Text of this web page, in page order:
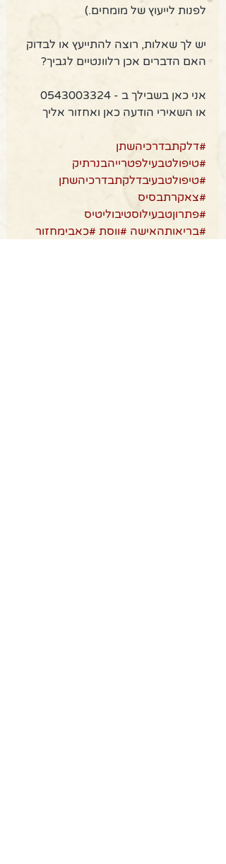
לפנות לייעוץ של מומחים.)
יש לך שאלות, רוצה להתייעץ או לבדוק
האם הדברים אכן רלוונטיים לגביך?
אני כאן בשבילך ב - 0543003324
או השאירי הודעה כאן ואחזור אליך
#דלקתבדרכיהשתן
#טיפולטבעילפטרייהבנרתיק
#טיפולטבעיבדלקתבדרכיהשתן
#צאקרתבסיס
#פתרוןטבעילוסטיבוליטיס
#בריאותהאישה #ווסת #כאבימחזור